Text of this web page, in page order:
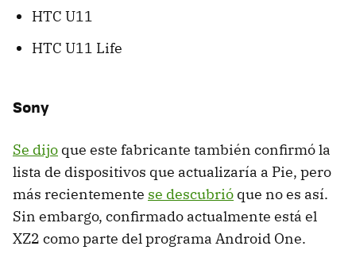
HTC U11
HTC U11 Life
Sony
Se dijo que este fabricante también confirmó la
lista de dispositivos que actualizaría a Pie, pero
más recientemente se descubrió que no es así.
Sin embargo, confirmado actualmente está el
XZ2 como parte del programa Android One.